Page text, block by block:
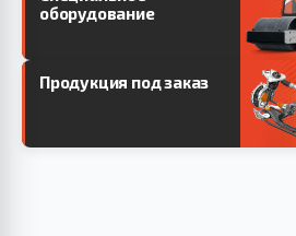
оборудование
Продукция под заказ